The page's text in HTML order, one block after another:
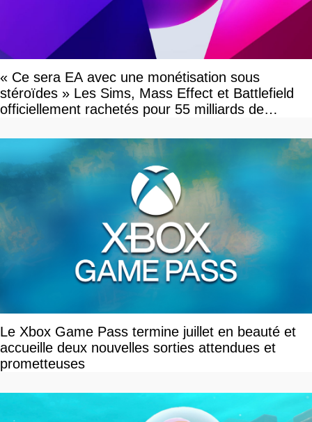
« Ce sera EA avec une monétisation sous
stéroïdes » Les Sims, Mass Effect et Battlefield
officiellement rachetés pour 55 milliards de
Le Xbox Game Pass termine juillet en beauté et
accueille deux nouvelles sorties attendues et
prometteuses